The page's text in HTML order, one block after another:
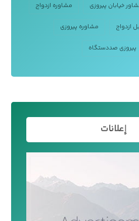
خیابان پیروزی مشاوره ازدواج
ازدواج مشاوره پیروزی
پیروزی صددستگاه
إعلانات